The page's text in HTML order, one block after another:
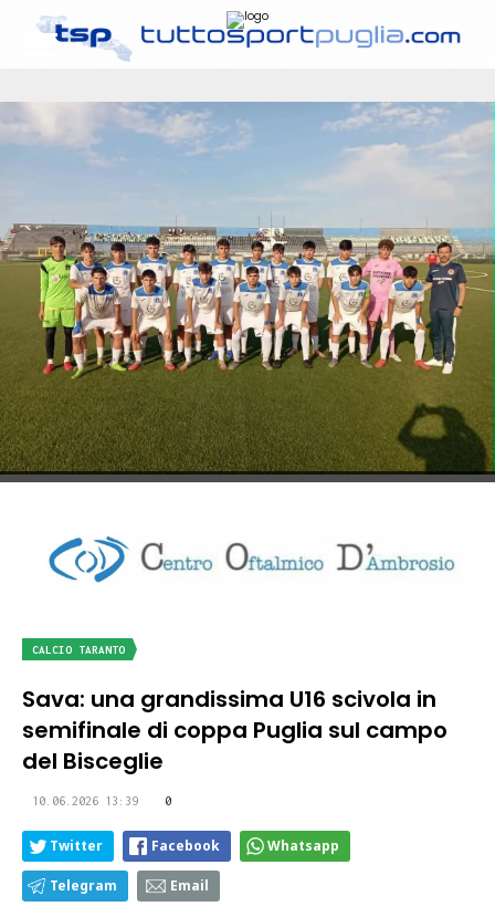
CALCIO TARANTO
Sava: una grandissima U16 scivola in
semifinale di coppa Puglia sul campo
del Bisceglie
10.06.2026 13:39 0
Twitter Facebook Whatsapp
Telegram Email